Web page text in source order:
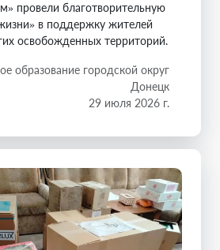
провели благотворительную
в поддержку жителей
освобожденных территорий.
образование городской округ
Донецк
29 июля 2026 г.